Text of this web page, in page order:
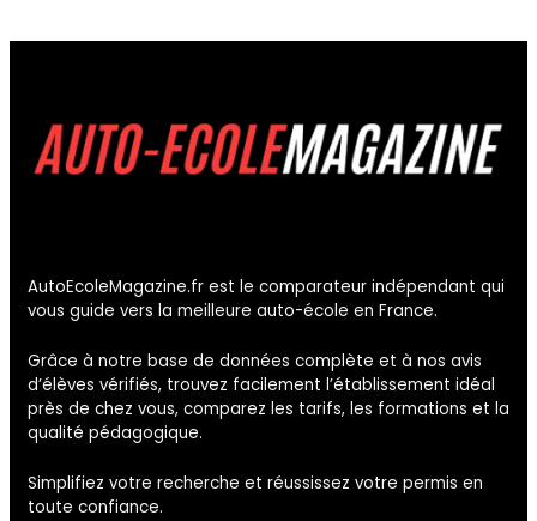
AutoEcoleMagazine.fr est le comparateur indépendant qui
vous guide vers la meilleure auto-école en France.
Grâce à notre base de données complète et à nos avis
d’élèves vérifiés, trouvez facilement l’établissement idéal
près de chez vous, comparez les tarifs, les formations et la
qualité pédagogique.
Simplifiez votre recherche et réussissez votre permis en
toute confiance.